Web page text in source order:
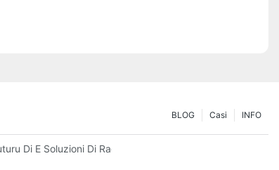
INFO
Casi
BLOG
Di E Soluzioni Di Rack Per Pallet: Tendenze È